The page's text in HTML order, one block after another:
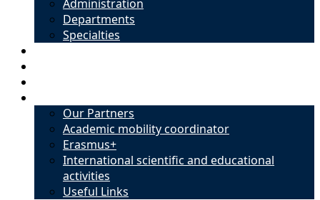
Administration
Departments
Specialties
Our Partners
Academic mobility coordinator
Erasmus+
International scientific and educational
activities
Useful Links